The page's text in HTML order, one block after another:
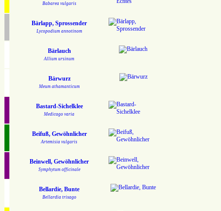
Babarea vulgaris
Bärlapp, Sprossender
Lycopodium annotinom
Bärlauch
Allium ursinum
Bärwurz
Meum athamanticum
Bastard-Sichelklee
Medicago varia
Beifuß, Gewöhnlicher
Artemisia vulgaris
Beinwell, Gewöhnlicher
Symphytum officinale
Bellardie, Bunte
Bellardia trixago